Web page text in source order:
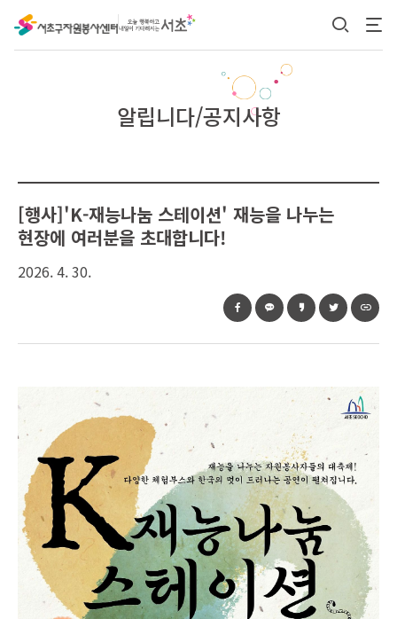
알립니다/공지사항
[행사]'K-재능나눔 스테이션' 재능을 나누는
현장에 여러분을 초대합니다!
2026. 4. 30.